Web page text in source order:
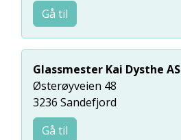
Gå til
Glassmester Kai Dysthe AS
Østerøyveien 48
3236 Sandefjord
Gå til